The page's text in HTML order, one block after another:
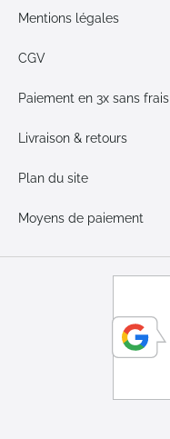
Mentions légales
CGV
Paiement en 3x sans frais
Livraison & retours
Plan du site
Moyens de paiement